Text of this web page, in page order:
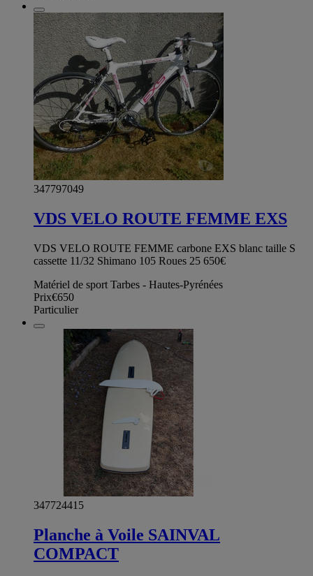
347797049
VDS VELO ROUTE FEMME EXS
VDS VELO ROUTE FEMME carbone EXS blanc taille S
cassette 11/32 Shimano 105 Roues 25 650€
Matériel de sport Tarbes - Hautes-Pyrénées
Prix€650
Particulier
347724415
Planche à Voile SAINVAL
COMPACT